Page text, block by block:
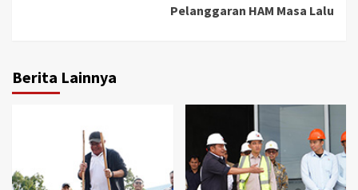
Pelanggaran HAM Masa Lalu
Berita Lainnya